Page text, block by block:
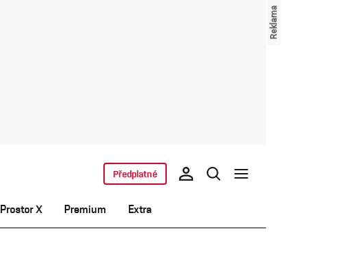
Prostor X Premium Extra
Předplatné